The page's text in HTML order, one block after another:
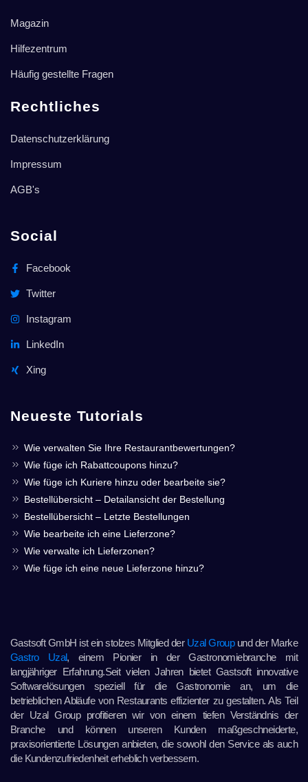
Magazin
Hilfezentrum
Häufig gestellte Fragen
Rechtliches
Datenschutzerklärung
Impressum
AGB's
Social
Facebook
Twitter
Instagram
LinkedIn
Xing
Neueste Tutorials
Wie verwalten Sie Ihre Restaurantbewertungen?
Wie füge ich Rabattcoupons hinzu?
Wie füge ich Kuriere hinzu oder bearbeite sie?
Bestellübersicht – Detailansicht der Bestellung
Bestellübersicht – Letzte Bestellungen
Wie bearbeite ich eine Lieferzone?
Wie verwalte ich Lieferzonen?
Wie füge ich eine neue Lieferzone hinzu?
Gastsoft GmbH ist ein stolzes Mitglied der Uzal Groupund der Marke
Gastro Uzal, einem Pionier in der Gastronomiebranche mit
langjähriger Erfahrung.Seit vielen Jahren bietet Gastsoft innovative
Softwarelösungen speziell für die Gastronomie an, um die
betrieblichen Abläufe von Restaurants effizienter zu gestalten. Als Teil
der Uzal Group profitieren wir von einem tiefen Verständnis der
Branche und können unseren Kunden maßgeschneiderte,
praxisorientierte Lösungen anbieten, die sowohl den Service als auch
die Kundenzufriedenheit erheblich verbessern.